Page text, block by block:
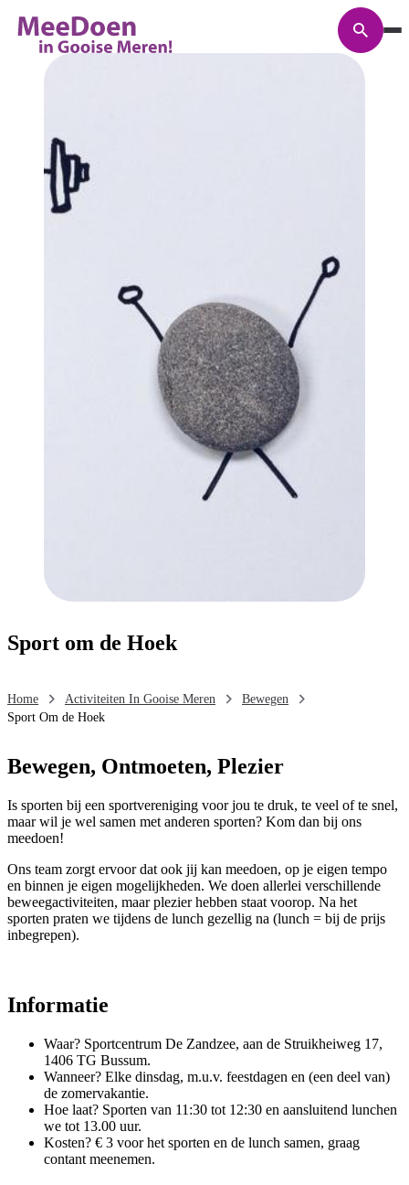
Sport om de Hoek
Home Activiteiten In Gooise Meren
Bewegen
Sport Om de Hoek
Bewegen, Ontmoeten, Plezier
Is sporten bij een sportvereniging voor jou te druk, te veel of te snel,
maar wil je wel samen met anderen sporten? Kom dan bij ons
meedoen!
Ons team zorgt ervoor dat ook jij kan meedoen, op je eigen tempo
en binnen je eigen mogelijkheden. We doen allerlei verschillende
beweegactiviteiten, maar plezier hebben staat voorop. Na het
sporten praten we tijdens de lunch gezellig na (lunch = bij de prijs
inbegrepen).
Informatie
Waar? Sportcentrum De Zandzee, aan de Struikheiweg 17,
1406 TG Bussum.
Wanneer? Elke dinsdag, m.u.v. feestdagen en (een deel van)
de zomervakantie.
Hoe laat? Sporten van 11:30 tot 12:30 en aansluitend lunchen
we tot 13.00 uur.
Kosten? € 3 voor het sporten en de lunch samen, graag
contant meenemen.